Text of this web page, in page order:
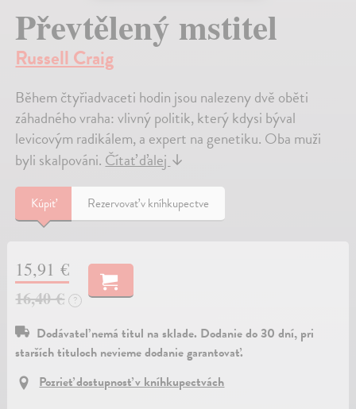
Převtělený mstitel
Russell Craig
Během čtyřiadvaceti hodin jsou nalezeny dvě oběti
záhadného vraha: vlivný politik, který kdysi býval
levicovým radikálem, a expert na genetiku. Oba muži
byli skalpováni.Čítať ďalej↓
Kúpiť Rezervovať v kníhkupectve
15,91 €
16,40 €
?
Dodávateľ nemá titul na sklade. Dodanie do 30 dní, pri
starších tituloch nevieme dodanie garantovať.
Pozrieť dostupnosť v kníhkupectvách